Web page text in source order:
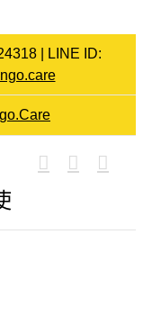
| LINE ID: